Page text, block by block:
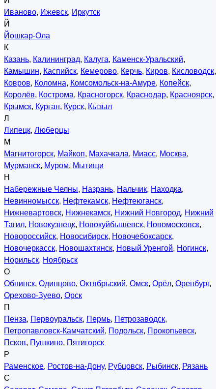
Иваново, Ижевск, Иркутск
Й
Йошкар-Ола
К
Казань, Калининград, Калуга, Каменск-Уральский,
Камышин, Каспийск, Кемерово, Керчь, Киров, Кисловодск,
Ковров, Коломна, Комсомольск-на-Амуре, Копейск,
Королёв, Кострома, Красногорск, Краснодар, Красноярск,
Крымск, Курган, Курск, Кызыл
Л
Липецк, Люберцы
М
Магнитогорск, Майкоп, Махачкала, Миасс, Москва,
Мурманск, Муром, Мытищи
Н
Набережные Челны, Назрань, Нальчик, Находка,
Невинномысск, Нефтекамск, Нефтеюганск,
Нижневартовск, Нижнекамск, Нижний Новгород, Нижний
Тагил, Новокузнецк, Новокуйбышевск, Новомосковск,
Новороссийск, Новосибирск, Новочебоксарск,
Новочеркасск, Новошахтинск, Новый Уренгой, Ногинск,
Норильск, Ноябрьск
О
Обнинск, Одинцово, Октябрьский, Омск, Орёл, Оренбург,
Орехово-Зуево, Орск
П
Пенза, Первоуральск, Пермь, Петрозаводск,
Петропавловск-Камчатский, Подольск, Прокопьевск,
Псков, Пушкино, Пятигорск
Р
Раменское, Ростов-на-Дону, Рубцовск, Рыбинск, Рязань
С